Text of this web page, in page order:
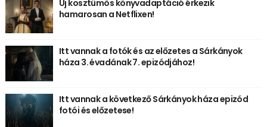
Új kosztümös könyvadaptáció érkezik
hamarosan a Netflixen!
Itt vannak a fotók és az előzetes a Sárkányok
háza 3. évadának 7. epizódjához!
Itt vannak a következő Sárkányok háza epizód
fotói és előzetese!